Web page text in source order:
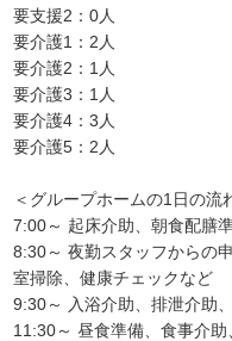
要支援2：0人
要介護1：2人
要介護2：1人
要介護3：1人
要介護4：3人
要介護5：2人
＜グループホームの1日の流
7:00～ 起床介助、朝食配膳
8:30～ 夜勤スタッフからの
室掃除、健康チェックなど
9:30～ 入浴介助、排泄介助
11:30～ 昼食準備、食事介